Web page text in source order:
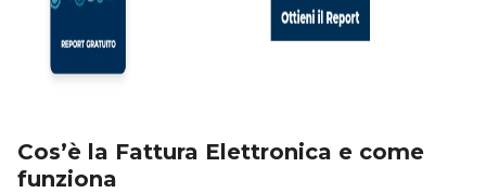
Cos’è la Fattura Elettronica e come
funziona